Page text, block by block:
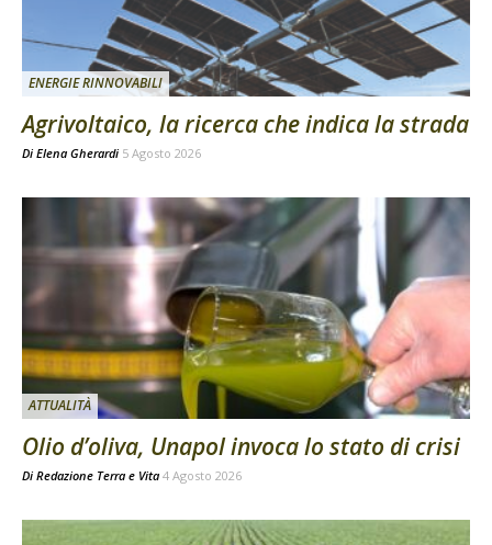
ENERGIE RINNOVABILI
Agrivoltaico, la ricerca che indica la strada
Di Elena Gherardi 5 Agosto 2026
ATTUALITÀ
Olio d’oliva, Unapol invoca lo stato di crisi
Di Redazione Terra e Vita 4 Agosto 2026